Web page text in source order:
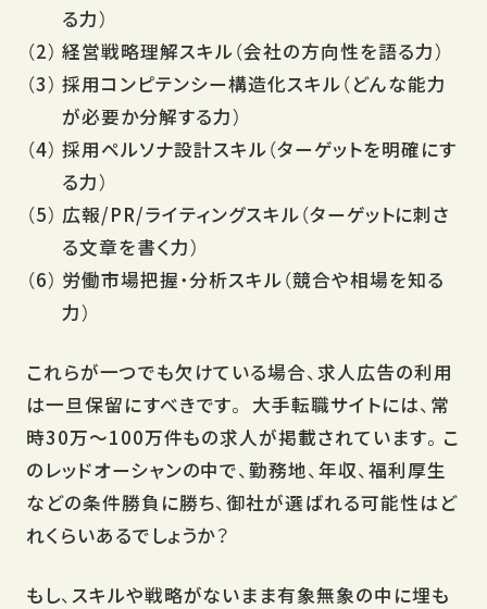
る力）
経営戦略理解スキル（会社の方向性を語る力）
採用コンピテンシー構造化スキル（どんな能力
が必要か分解する力）
採用ペルソナ設計スキル（ターゲットを明確にす
る力）
広報/PR/ライティングスキル（ターゲットに刺さ
る文章を書く力）
労働市場把握・分析スキル（競合や相場を知る
力）
これらが一つでも欠けている場合、求人広告の利用
は一旦保留にすべきです。 大手転職サイトには、常
時30万〜100万件もの求人が掲載されています。こ
のレッドオーシャンの中で、勤務地、年収、福利厚生
などの条件勝負に勝ち、御社が選ばれる可能性はど
れくらいあるでしょうか？
もし、スキルや戦略がないまま有象無象の中に埋も